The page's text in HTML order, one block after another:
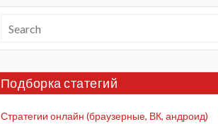
Подборка статегий
Стратегии онлайн (браузерные, ВК, андроид)